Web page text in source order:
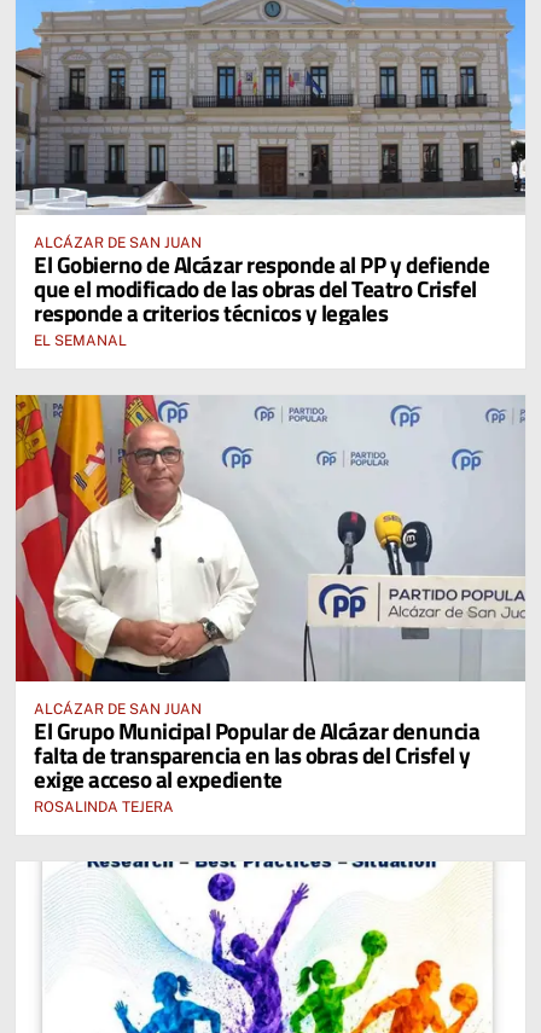
ALCÁZAR DE SAN JUAN
El Gobierno de Alcázar responde al PP y defiende
que el modificado de las obras del Teatro Crisfel
responde a criterios técnicos y legales
EL SEMANAL
ALCÁZAR DE SAN JUAN
El Grupo Municipal Popular de Alcázar denuncia
falta de transparencia en las obras del Crisfel y
exige acceso al expediente
ROSALINDA TEJERA